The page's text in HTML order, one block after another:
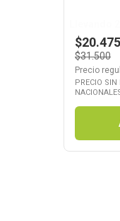
$20.475
$31.500
Precio
PRECIO